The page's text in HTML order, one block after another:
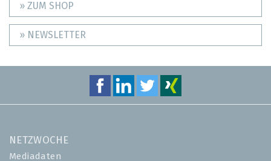
» ZUM SHOP
» NEWSLETTER
NETZWOCHE
Mediadaten